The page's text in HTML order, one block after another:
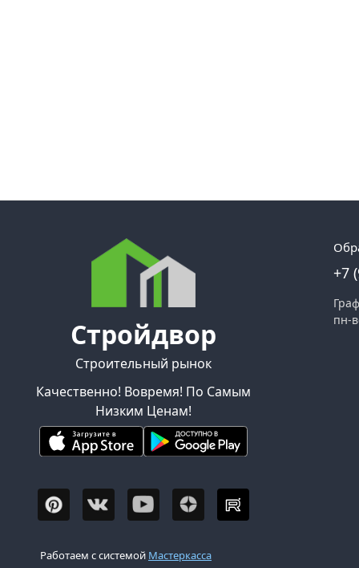
Стройдвор
Строительный рынок
Качественно! Вовремя! По Самым
Низким Ценам!
+7
пн-
Работаем с системой Мастеркасса